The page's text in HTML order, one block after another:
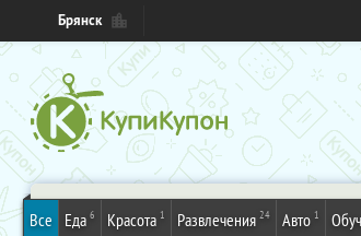
Брянск
Все Еда 6 Красота 1 Развлечения 24 Авто 1